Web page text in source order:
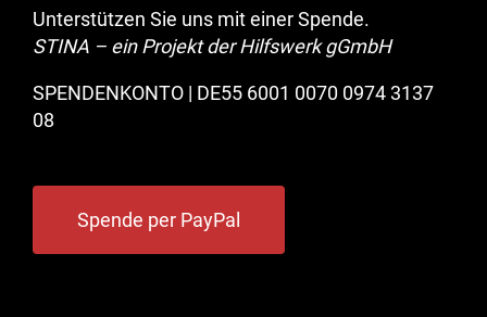
Unterstützen Sie uns mit einer Spende.
STINA – ein Projekt der Hilfswerk gGmbH
SPENDENKONTO | DE55 6001 0070 0974 3137
08
Spende per PayPal